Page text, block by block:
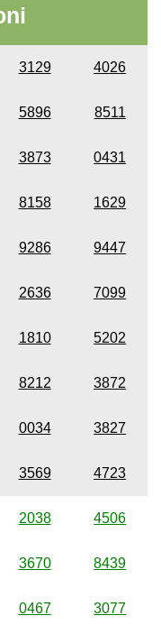
3129 4026
5896 8511
3873 0431
8158 1629
9286 9447
2636 7099
1810 5202
8212 3872
0034 3827
3569 4723
2038 4506
3670 8439
0467 3077